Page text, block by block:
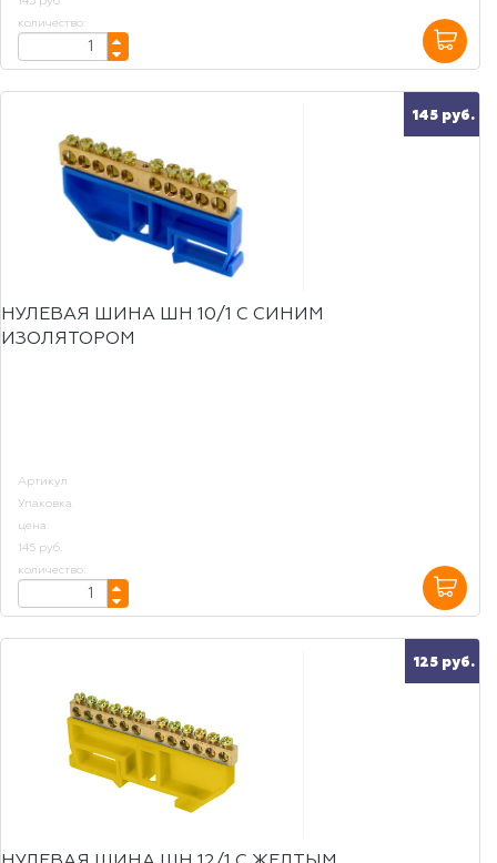
количество:
145 руб.
НУЛЕВАЯ ШИНА ШН 10/1 С СИНИМ
ИЗОЛЯТОРОМ
Артикул
Упаковка
цена:
145 руб.
количество:
125 руб.